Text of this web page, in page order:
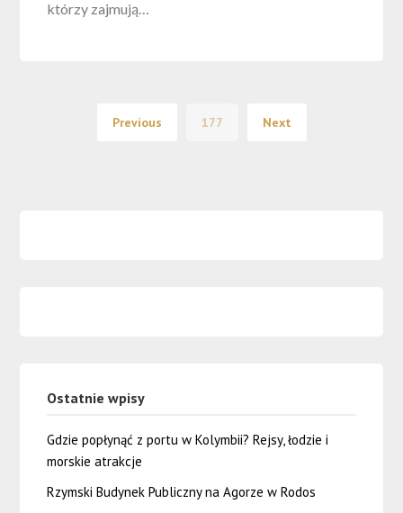
którzy zajmują…
Previous 177 Next
Ostatnie wpisy
Gdzie popłynąć z portu w Kolymbii? Rejsy, łodzie i
morskie atrakcje
Rzymski Budynek Publiczny na Agorze w Rodos